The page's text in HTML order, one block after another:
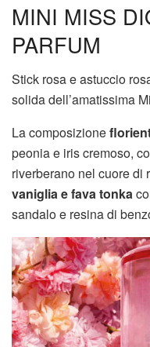
MINI MISS
PARFUM
Stick rosa e astuccio
solida dell’amatissima
La composizione
peonia e iris cremoso,
riverberano nel cuore di
vaniglia e fava tonka
sandalo e resina di